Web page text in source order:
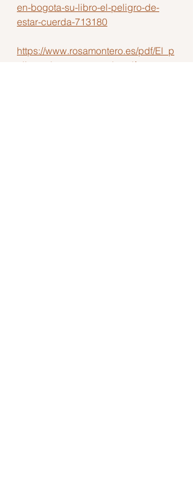
en-bogota-su-libro-el-peligro-de-
estar-cuerda-713180
https://www.rosamontero.es/pdf/El_p
eligro_de_estar_cuerda.pdf